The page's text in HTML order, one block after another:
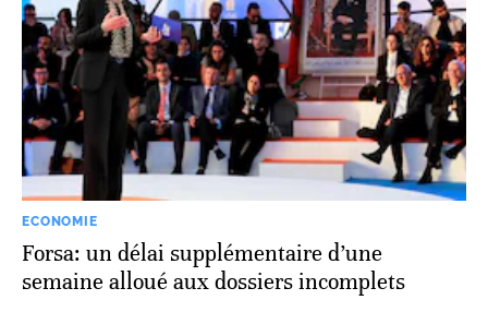
ECONOMIE
Forsa: un délai supplémentaire d’une
semaine alloué aux dossiers incomplets